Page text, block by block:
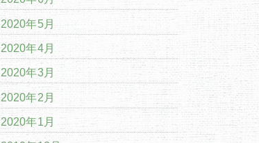
2020年5月
2020年4月
2020年3月
2020年2月
2020年1月